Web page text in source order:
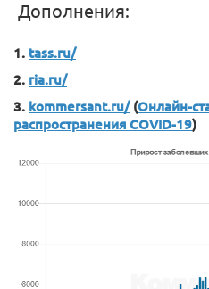
Дополнения:
1. tass.ru/
2. ria.ru/
3. kommersant.ru/(Онлайн-
распространения COVID-19)